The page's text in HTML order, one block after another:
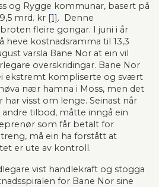
og Rygge kommunar, basert på
mrd. kr [1].  Denne
fleire gongar. I juni i år
heve kostnadsramma til 13,3
varsla Bane Nor at ein vil
overskridingar. Bane Nor
ekstremt kompliserte og svært
nær hamna i Moss, men det
visst om lenge. Seinast når
tilbod, måtte inngå ein
som får betalt for
må ein ha forstått at
er ute av kontroll.
vist handlekraft og stogga
for Bane Nor sine